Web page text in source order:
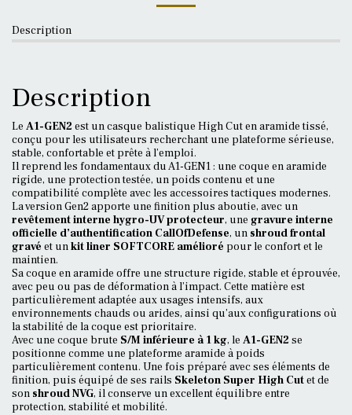
Description
Description
Le A1-GEN2 est un casque balistique High Cut en aramide tissé,
conçu pour les utilisateurs recherchant une plateforme sérieuse,
stable, confortable et prête à l’emploi.
Il reprend les fondamentaux du A1-GEN1 : une coque en aramide
rigide, une protection testée, un poids contenu et une
compatibilité complète avec les accessoires tactiques modernes.
La version Gen2 apporte une finition plus aboutie, avec un
revêtement interne hygro-UV protecteur, une gravure interne
officielle d’authentification CallOfDefense, un shroud frontal
gravé et unkit liner SOFTCORE amélioré pour le confort et le
maintien.
Sa coque en aramide offre une structure rigide, stable et éprouvée,
avec peu ou pas de déformation à l’impact. Cette matière est
particulièrement adaptée aux usages intensifs, aux
environnements chauds ou arides, ainsi qu’aux configurations où
la stabilité de la coque est prioritaire.
Avec une coque brute S/M inférieure à 1 kg, le A1-GEN2 se
positionne comme une plateforme aramide à poids
particulièrement contenu. Une fois préparé avec ses éléments de
finition, puis équipé de ses rails Skeleton Super High Cutet de
son shroud NVG, il conserve un excellent équilibre entre
protection, stabilité et mobilité.